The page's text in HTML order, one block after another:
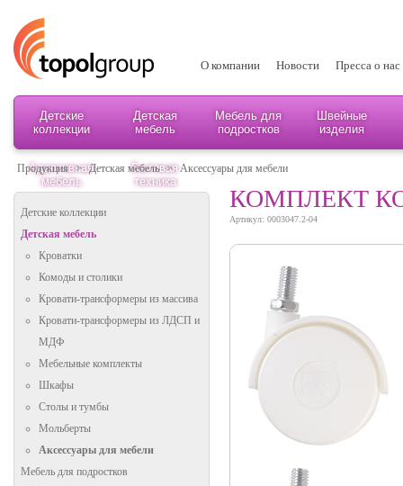
О компании Новости Пресса о нас
Детские
коллекции
Детская
мебель
Мебель для
подростков
Швейные
изделия
Адаптивная
мебель
Бытовая
техника
Продукция > Детская мебель > Аксессуары для мебели
Детские коллекции
Детская мебель
Кроватки
Комоды и столики
Кровати-трансформеры из массива
Кровати-трансформеры из ЛДСП и
МДФ
Мебельные комплекты
Шкафы
Столы и тумбы
Мольберты
Аксессуары для мебели
Мебель для подростков
КОМПЛЕКТ
Артикул: 0003047.2-04